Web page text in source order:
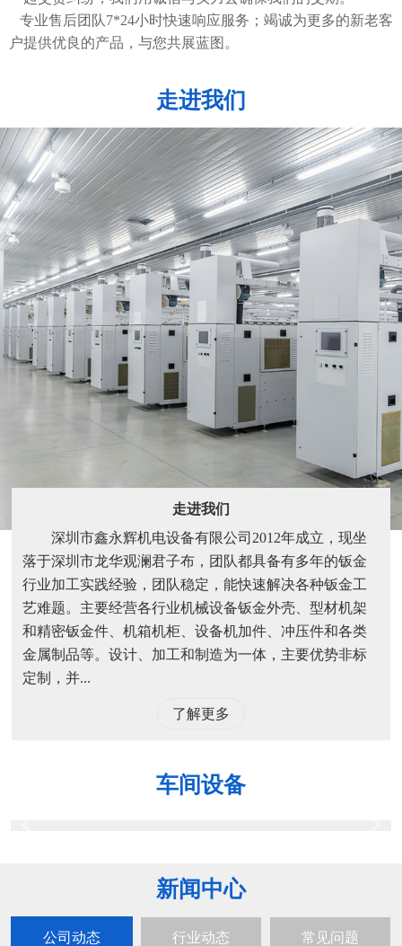
专业售后团队7*24小时快速响应服务；竭诚为更多的新老客
户提供优良的产品，与您共展蓝图。
走进我们
走进我们
深圳市鑫永辉机电设备有限公司2012年成立，现坐
落于深圳市龙华观澜君子布，团队都具备有多年的钣金
行业加工实践经验，团队稳定，能快速解决各种钣金工
艺难题。主要经营各行业机械设备钣金外壳、型材机架
和精密钣金件、机箱机柜、设备机加件、冲压件和各类
金属制品等。设计、加工和制造为一体，主要优势非标
定制，并...
了解更多
车间设备
新闻中心
公司动态 行业动态 常见问题